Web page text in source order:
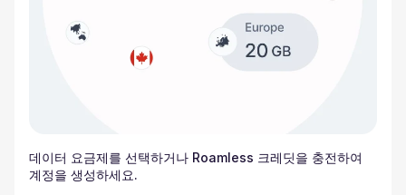
데이터 요금제를 선택하거나 Roamless 크레딧을 충전하여
계정을 생성하세요.